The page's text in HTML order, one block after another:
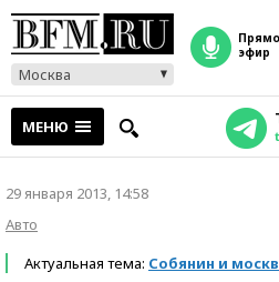
Москва
прямой
эфир
МЕНЮ
29 января 2013, 14:58
Авто
Актуальная тема: Собянин и